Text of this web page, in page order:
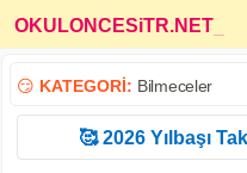
OKULONCESiTR.NET
😏 KATEGORİ: Bilmeceler
🥰 2026 Yılbaşı